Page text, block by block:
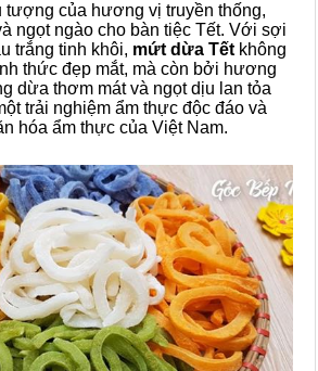
tượng của hương vị truyền thống,
ngọt ngào cho bàn tiệc Tết. Với sợi
trắng tinh khôi, mứt dừa Tết không
thức đẹp mắt, mà còn bởi hương
dừa thơm mát và ngọt dịu lan tỏa
trải nghiệm ẩm thực độc đáo và
hóa ẩm thực của Việt Nam.